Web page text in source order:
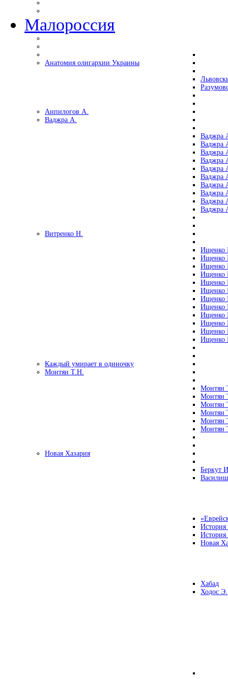
Малороссия
Анатомия олигархии Украины
Анпилогов А.
Ваджра А.
Ваджра
Ваджра
Ваджра
Ваджра
Ваджра
Ваджра
Ваджра
Ваджра
Ваджра
Ваджра
Витренко Н.
Ищенко
Ищенко
Ищенко
Ищенко
Ищенко
Ищенко
Ищенко
Ищенко
Ищенко
Ищенко
Ищенко
Ищенко
Каждый умирает в одиночку
Монтян Т.Н.
Монтян
Монтян
Монтян
Монтян
Монтян
Монтян
Новая Хазария
Беркут
Новая
Хабад
Ходос Э.